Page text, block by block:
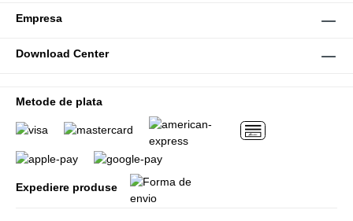
Empresa
Download Center
Metode de plata
Expediere produse